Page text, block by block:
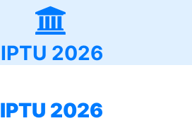
IPTU 2026
IPTU 2026